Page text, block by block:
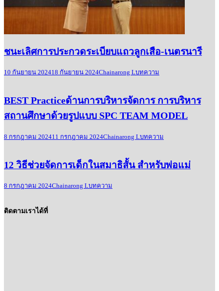
ชนะเลิศการประกวดระเบียบแถวลูกเสือ-เนตรนารี
10 กันยายน 202418 กันยายน 2024Chainarong Lบทความ
BEST Practiceด้านการบริหารจัดการ การบริหาร
สถานศึกษาด้วยรูปแบบ SPC TEAM MODEL
8 กรกฎาคม 202411 กรกฎาคม 2024Chainarong Lบทความ
12 วิธีช่วยจัดการเด็กในสมาธิสั้น สำหรับพ่อแม่
8 กรกฎาคม 2024Chainarong Lบทความ
ติดตามเราได้ที่